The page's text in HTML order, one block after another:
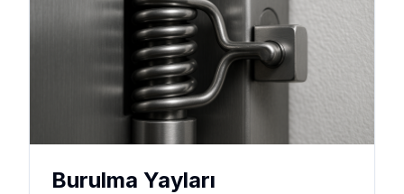
Burulma Yayları